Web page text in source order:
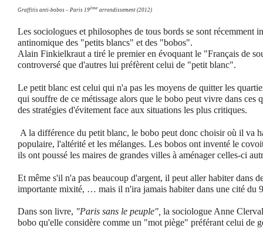
Graffitis anti-bobos – Paris 19ème arrondissement (2012)
Les sociologues et philosophes de tous bords se sont récemment
antinomique des "petits blancs" et des "bobos".
Alain Finkielkraut a tiré le premier en évoquant le "Français de
controversé que d'autres lui préfèrent celui de "petit blanc".
Le petit blanc est celui qui n'a pas les moyens de quitter les
qui souffre de ce métissage alors que le bobo peut vivre dans ces
des stratégies d'évitement face aux situations les plus critiques.
A la différence du petit blanc, le bobo peut donc choisir où il va
populaire, l'altérité et les mélanges. Les bobos ont inventé le
ils ont poussé les maires de grandes villes à aménager celles-ci
Et même s'il n'a pas beaucoup d'argent, il peut aller habiter dans
importante mixité, … mais il n'ira jamais habiter dans une cité du
Dans son livre, "Paris sans le peuple", la sociologue Anne
bobo qu'elle considère comme un "mot piège" préférant celui de